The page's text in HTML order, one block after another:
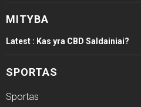
MITYBA
Latest : Kas yra CBD Saldainiai?
SPORTAS
Sportas